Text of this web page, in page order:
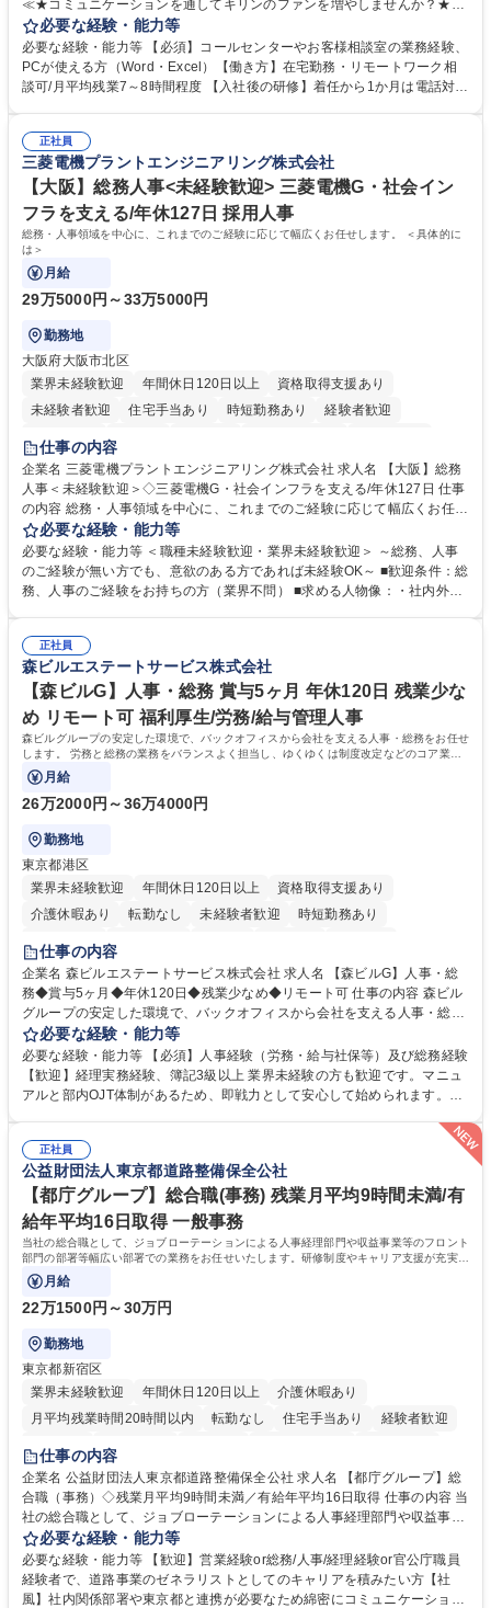
≪★コミュニケーションを通してキリンのファンを増やしませんか？★≫
お客様のお声をより良い商品づくりに活かしていく上で、窓口となるお客
様相談室でのお仕事です。 日々お客様からいただくキリングループへのご
意見を、企業活動に活かしています。お客様からの声に迅速かつ誠意をも
って対応、情報提供するとともにグループ内活動に反映しています。 【具
平均100件前後■メール・手紙：同上40件前後 募集職種 中野本社【お客様
相談室】お客様のお声をもとにより良い商品づくりへ貢献
必要な経験・能力等
必要な経験・能力等 【必須】コールセンターやお客様相談室の業務経験、
PCが使える方（Word・Excel）【働き方】在宅勤務・リモートワーク相
談可/月平均残業7～8時間程度 【入社後の研修】着任から1か月は電話対応
すのでご安心ください。 【当社について】キリングループの広報機能を担
う会社として、お客様との出会いを大切にし、磨き上げたホスピタリティ
を込めてコミュニケーションをとりながら広報関連業務を行っておりま
す。 学歴・資格 学歴：大学院 大学 高専 短大 専修学校 高校 語学力： 資
格：
正社員
三菱電機プラントエンジニアリング株式会社
【大阪】総務人事<未経験歓迎> 三菱電機G・社会イン
フラを支える/年休127日 採用人事
総務・人事領域を中心に、これまでのご経験に応じて幅広くお任せします。 ＜具体的に
は＞
月給
29万5000円～33万5000円
勤務地
大阪府大阪市北区
業界未経験歓迎
年間休日120日以上
資格取得支援あり
未経験者歓迎
住宅手当あり 時短勤務あり
経験者歓迎
退職金あり
駅近5分以内
土日祝休み 服装自由 寮・社宅あり 食事補助あり
仕事の内容
企業名 三菱電機プラントエンジニアリング株式会社 求人名 【大阪】総務
人事＜未経験歓迎＞◇三菱電機G・社会インフラを支える/年休127日 仕事
の内容 総務・人事領域を中心に、これまでのご経験に応じて幅広くお任せ
します。 ＜具体的には＞ ・総務/人事労務（給与・社保・勤怠管理など）
・採用・教育研修 ・福利厚生運用 など ※基本的には事務所勤務ですが、
採用や教育等の業務内容により、関西圏以外への日帰り・宿泊を伴う国内
出張もございます。 ※担当業務を持ちつつ、お互いに助け合いながら、総
必要な経験・能力等
必要な経験・能力等 ＜職種未経験歓迎・業界未経験歓迎＞ ～総務、人事
のご経験が無い方でも、意欲のある方であれば未経験OK～ ■歓迎条件：総
務、人事のご経験をお持ちの方（業界不問） ■求める人物像：・社内外の
正社員
森ビルエステートサービス株式会社
【森ビルG】人事・総務 賞与5ヶ月 年休120日 残業少な
め リモート可 福利厚生/労務/給与管理人事
森ビルグループの安定した環境で、バックオフィスから会社を支える人事・総務をお任せ
します。 労務と総務の業務をバランスよく担当し、ゆくゆくは制度改定などのコア業務
にも挑戦できる、やりがいある環境です。
月給
26万2000円～36万4000円
勤務地
東京都港区
業界未経験歓迎
年間休日120日以上
資格取得支援あり
介護休暇あり
転勤なし 未経験者歓迎
時短勤務あり
経験者歓迎
完全週休2日制
交通費支給 長期歓迎 駅近5分以内 土日祝休み
仕事の内容
企業名 森ビルエステートサービス株式会社 求人名 【森ビルG】人事・総
務◆賞与5ヶ月◆年休120日◆残業少なめ◆リモート可 仕事の内容 森ビル
グループの安定した環境で、バックオフィスから会社を支える人事・総務
をお任せします。 労務と総務の業務をバランスよく担当し、ゆくゆくは制
度改定などのコア業務にも挑戦できる、やりがいある環境です。 ■勤怠管
理、給与計算、社会保険手続き、年末調整等の労務管理全般 ■入退社手続
き、社内規定の改定や人事制度改定などのコア業務 ■社内イベントの企画
は部内のOJTを中心に、あなたの経験に合わせて不足している部分はいつ
でも質問・相談できる環境が整っているため、安心して成長できます。 募
集職種 【森ビルG】人事・総務◆賞与5ヶ月◆年休120日◆残業少なめ◆
リモート可
必要な経験・能力等
必要な経験・能力等 【必須】人事経験（労務・給与社保等）及び総務経験
【歓迎】経理実務経験、簿記3級以上 業界未経験の方も歓迎です。マニュ
アルと部内OJT体制があるため、即戦力として安心して始められます。
ます。定型業務に留まらず、社内規定や人事制度の改定など会社のコア業
務に挑戦できるため、自身の成長と組織への貢献度をダイレクトに実感で
きます。 残業少なめ、週1日リモート可など、ワークライフバランスを保
ち長期活躍できる環境です。 「これまでの幅広い経験を活かし、長期的な
キャリアを築きたい」という前向きな意欲と挑戦を全力で応援します。 学
歴・資格 学歴：大学院 大学 高専 短大 専修学校 高校 語学力： 資格：日商
簿記検定1級 日商簿記検定2級 日商簿記検定3級
正社員
公益財団法人東京都道路整備保全公社
【都庁グループ】総合職(事務) 残業月平均9時間未満/有
給年平均16日取得 一般事務
当社の総合職として、ジョブローテーションによる人事経理部門や収益事業等のフロント
部門の部署等幅広い部署での業務をお任せいたします。研修制度やキャリア支援が充実し
ております！ ※下記業務詳細
月給
22万1500円～30万円
勤務地
東京都新宿区
業界未経験歓迎
年間休日120日以上
介護休暇あり
月平均残業時間20時間以内
転勤なし 住宅手当あり
経験者歓迎
研修あり
退職金あり
駅近5分以内
資格取得手当あり 食事補助あり
仕事の内容
企業名 公益財団法人東京都道路整備保全公社 求人名 【都庁グループ】総
合職（事務）◇残業月平均9時間未満／有給年平均16日取得 仕事の内容 当
社の総合職として、ジョブローテーションによる人事経理部門や収益事業
等のフロント部門の部署等幅広い部署での業務をお任せいたします。研修
制度やキャリア支援が充実しております！ ※下記業務詳細 【業務詳細】■
管理部門：広報、人事、経理など当公社の運営に係る管理業務 ■収益部
門：駐車場の新規開拓、管理運営、新宿駅西口広場の「イベントコーナ
必要な経験・能力等
必要な経験・能力等 【歓迎】営業経験or総務/人事/経理経験or官公庁職員
経験者で、道路事業のゼネラリストとしてのキャリアを積みたい方【社
風】社内関係部署や東京都と連携が必要なため綿密にコミュニケーション